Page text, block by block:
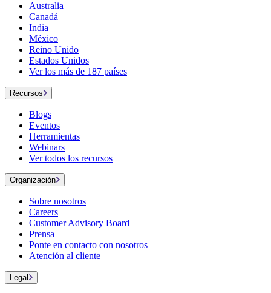
Australia
Canadá
India
México
Reino Unido
Estados Unidos
Ver los más de 187 países
Recursos
Blogs
Eventos
Herramientas
Webinars
Ver todos los recursos
Organización
Sobre nosotros
Careers
Customer Advisory Board
Prensa
Ponte en contacto con nosotros
Atención al cliente
Legal